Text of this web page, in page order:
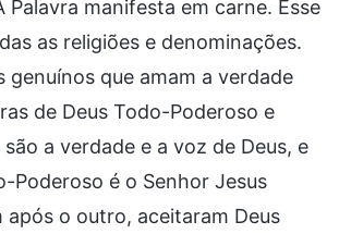
Palavra manifesta em carne. Esse
as religiões e denominações.
genuínos que amam a verdade
de Deus Todo-Poderoso e
a verdade e a voz de Deus, e
Poderoso é o Senhor Jesus
após o outro, aceitaram Deus